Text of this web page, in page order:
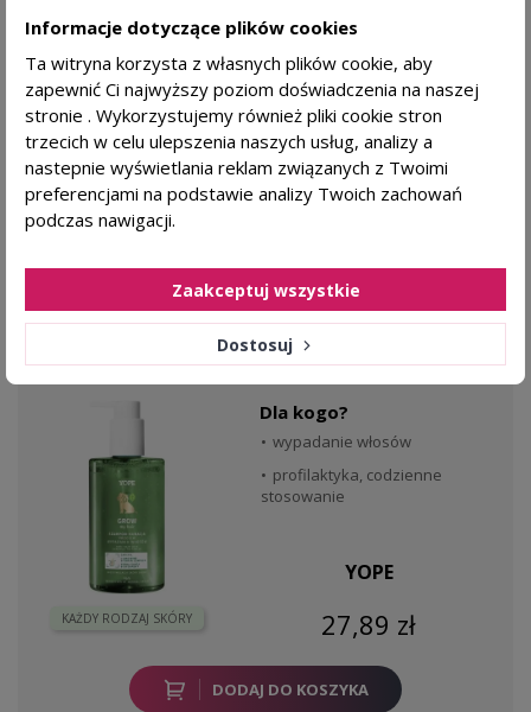
KAŻDY RODZAJ SKÓRY
Simply Zen
84,99 zł 89,99 zł
DODAJ DO KOSZYKA
YOPE Grow my hair Szampon przeciw
wypadaniu włosów - 300ml
KAŻDY RODZAJ SKÓRY
Dla kogo?
wypadanie włosów
profilaktyka, codzienne
stosowanie
YOPE
27,89 zł
DODAJ DO KOSZYKA
Informacje dotyczące plików cookies
Ta witryna korzysta z własnych plików cookie, aby
zapewnić Ci najwyższy poziom doświadczenia na naszej
stronie . Wykorzystujemy również pliki cookie stron
trzecich w celu ulepszenia naszych usług, analizy a
nastepnie wyświetlania reklam związanych z Twoimi
preferencjami na podstawie analizy Twoich zachowań
podczas nawigacji.
Dostosuj
Zaakceptuj wszystkie